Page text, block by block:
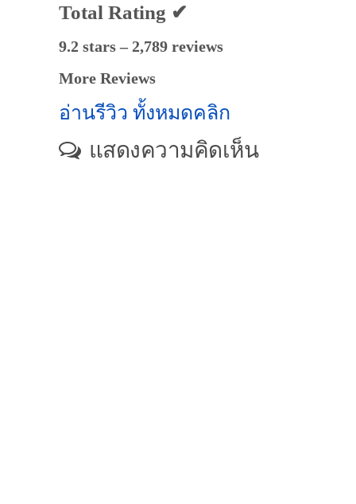
Total Rating ✔
9.2 stars – 2,789 reviews
More Reviews
อ่านรีวิว ทั้งหมดคลิก
แสดงความคิดเห็น